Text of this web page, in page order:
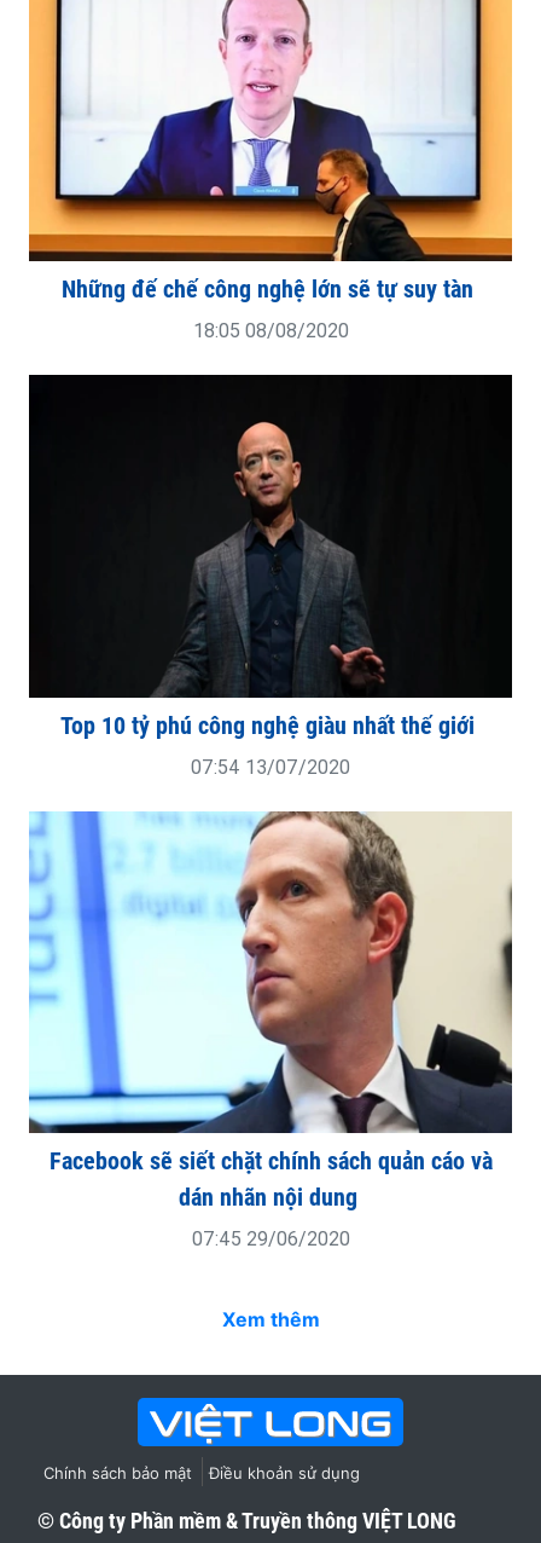
Những đế chế công nghệ lớn sẽ tự suy tàn
18:05 08/08/2020
Top 10 tỷ phú công nghệ giàu nhất thế giới
07:54 13/07/2020
Facebook sẽ siết chặt chính sách quản cáo và
dán nhãn nội dung
07:45 29/06/2020
Xem thêm
Chính sách bảo mật Điều khoản sử dụng
© Công ty Phần mềm & Truyền thôngVIỆT LONG